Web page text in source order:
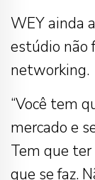
WEY ainda
estúdio não
networking.
“Você tem
mercado e
Tem que
que se faz.